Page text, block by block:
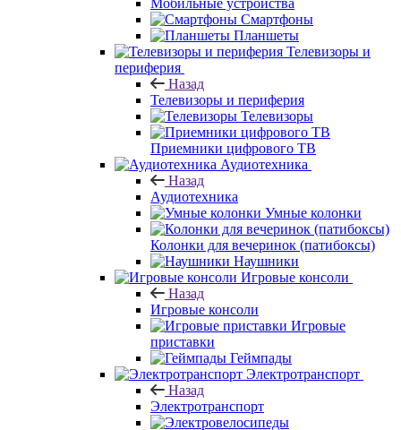
Мобильные устройства
Смартфоны
Планшеты
Телевизоры и
периферия
Назад
Телевизоры и периферия
Телевизоры
Приемники цифрового ТВ
Аудиотехника
Назад
Аудиотехника
Умные колонки
Колонки для вечеринок (патибоксы)
Наушники
Игровые консоли
Назад
Игровые консоли
Игровые
приставки
Геймпады
Электротранспорт
Назад
Электротранспорт